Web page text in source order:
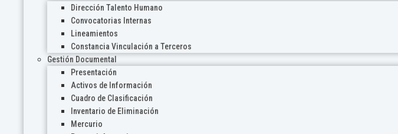
Dirección Talento Humano
Convocatorias Internas
Lineamientos
Constancia Vinculación a Terceros
Gestión Documental
Presentación
Activos de Información
Cuadro de Clasificación
Inventario de Eliminación
Mercurio